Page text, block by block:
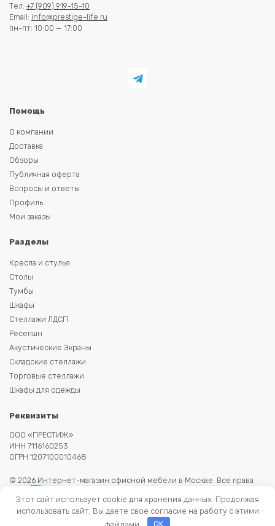
Тел: +7 (909) 919-15-10
Email: info@prestige-life.ru
пн-пт: 10:00 — 17:00
Помощь
О компании
Доставка
Обзоры
Публичная оферта
Вопросы и ответы
Профиль
Мои заказы
Разделы
Кресла и стулья
Столы
Тумбы
Шкафы
Стеллажи ЛДСП
Ресепшн
Акустические Экраны
Складские стеллажи
Торговые стеллажи
Шкафы для одежды
Реквизиты
ООО «ПРЕСТИЖ»
ИНН 7116160253
ОГРН 1207100010468
© 2026 Интернет-магазин офисной мебели в Москве. Все права
сайте не является публичной офертой.
Этот сайт использует cookie для хранения данных. Продолжая
использовать сайт, Вы даете свое согласие на работу с этими
файлами.
OK